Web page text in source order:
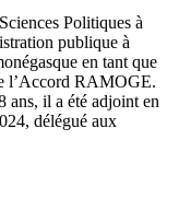
Politiques à
publique à
en tant que
l’Accord RAMOGE.
ans, il a été adjoint en
délégué aux